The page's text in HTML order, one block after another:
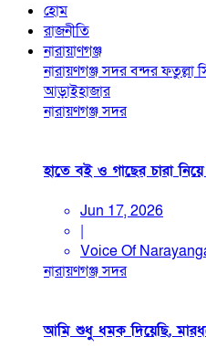
হোম
রাজনীতি
নারায়াণগঞ্জ
নারায়ণগঞ্জ সদরবন্দরফতুল্লা
আড়াইহাজার
নারায়ণগঞ্জ সদর
হাতে বই ও গাছের চারা নিয়ে
Jun 17, 2026
|
Voice Of
নারায়ণগঞ্জ সদর
আমি শুধু ধমক দিয়েছি,